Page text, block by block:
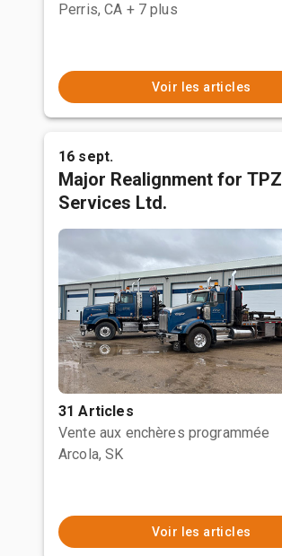
Perris, CA + 7 plus
Voir les articles
16 sept.
Major Realignment for TPZ
Services Ltd.
31 Articles
Vente aux enchères programmée
Arcola, SK
Voir les articles